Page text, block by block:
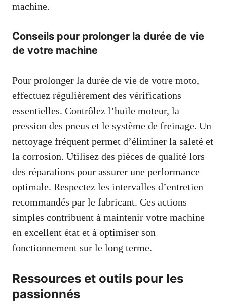
machine.
Conseils pour prolonger la durée de vie
de votre machine
Pour prolonger la durée de vie de votre moto,
effectuez régulièrement des vérifications
essentielles. Contrôlez l’huile moteur, la
pression des pneus et le système de freinage. Un
nettoyage fréquent permet d’éliminer la saleté et
la corrosion. Utilisez des pièces de qualité lors
des réparations pour assurer une performance
optimale. Respectez les intervalles d’entretien
recommandés par le fabricant. Ces actions
simples contribuent à maintenir votre machine
en excellent état et à optimiser son
fonctionnement sur le long terme.
Ressources et outils pour les
passionnés